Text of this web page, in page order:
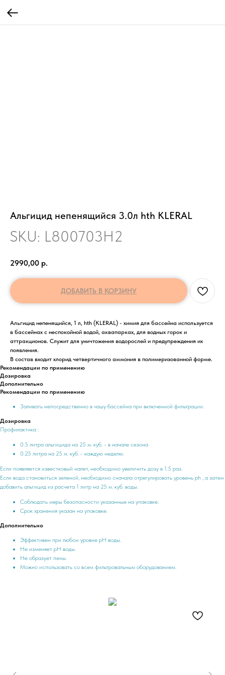
Альгицид непенящийся 3.0л hth KLERAL
SKU: L800703H2
2990,00 р.
ДОБАВИТЬ В КОРЗИНУ
Альгицид непенящийся, 1 л, hth (KLERAL) - химия для бассейна используется
в бассейнах с неспокойной водой, аквапарках, для водных горок и
аттракционов. Служит для уничтожения водорослей и предупреждения их
появления.
В состав входит хлорид четвертичного аммония в полимеризованной форме.
Рекомендации по применению
Дозировка
Дополнительно
Рекомендации по применению
Заливать непосредственно в чашу бассейна при включенной фильтрации.
Дозировка
Профилактика :
0.5 литра альгицида на 25 м. куб. - в начале сезона
0.25 литра на 25 м. куб. - каждую неделю.
Если появляется известковый налет, необходимо увеличить дозу в 1.5 раз.
Если вода становиться зеленой, необходимо сначала отрегулировать уровень ph , а затем
добавить альгицид из расчета 1 литр на 25 м. куб. воды.
Соблюдать меры безопасности указанные на упаковке.
Срок хранения указан на упаковке.
Дополнительно
Эффективен при любом уровне pH воды.
Не изменяет pH воды.
Не образует пены.
Можно использовать со всем фильтровальным оборудованием.